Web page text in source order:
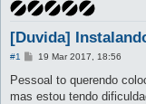
[Duvida]
#1
P
s
19 Mar 2017, 18:56
Pessoal to querendo
mas estou tendo